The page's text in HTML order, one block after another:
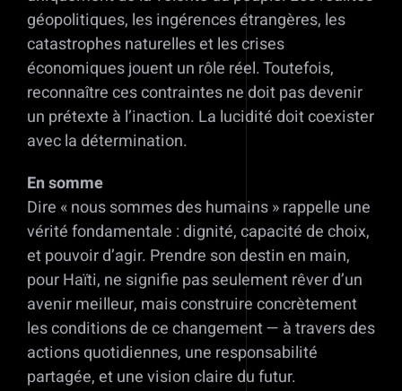
géopolitiques, les ingérences étrangères, les
catastrophes naturelles et les crises
économiques jouent un rôle réel. Toutefois,
reconnaître ces contraintes ne doit pas devenir
un prétexte à l’inaction. La lucidité doit coexister
avec la détermination.
En somme
Dire « nous sommes des humains » rappelle une
vérité fondamentale : dignité, capacité de choix,
et pouvoir d’agir. Prendre son destin en main,
pour Haïti, ne signifie pas seulement rêver d’un
avenir meilleur, mais construire concrètement
les conditions de ce changement — à travers des
actions quotidiennes, une responsabilité
partagée, et une vision claire du futur.